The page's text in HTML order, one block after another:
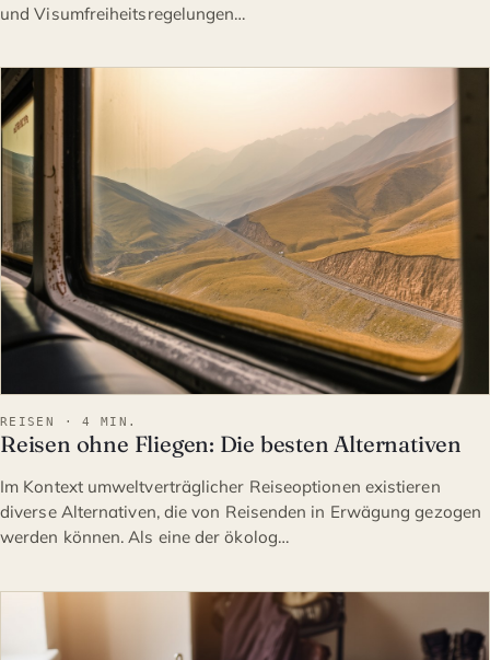
und Visumfreiheitsregelungen…
REISEN
REISEN · 4 MIN.
Reisen ohne Fliegen: Die besten Alternativen
Im Kontext umweltverträglicher Reiseoptionen existieren
diverse Alternativen, die von Reisenden in Erwägung gezogen
werden können. Als eine der ökolog…